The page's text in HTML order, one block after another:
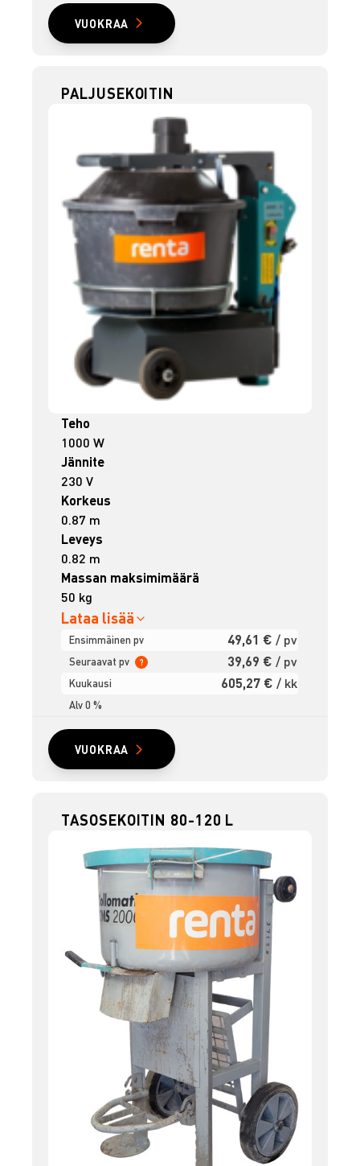
VUOKRAA
PALJUSEKOITIN
Teho
1000 W
Jännite
230 V
Korkeus
0.87 m
Leveys
0.82 m
Massan maksimimäärä
50 kg
Lataa lisää
Ensimmäinen pv 49,61 € / pv
Seuraavat pv ? 39,69 € / pv
Kuukausi 605,27 € / kk
Alv 0 %
VUOKRAA
TASOSEKOITIN 80-120 L